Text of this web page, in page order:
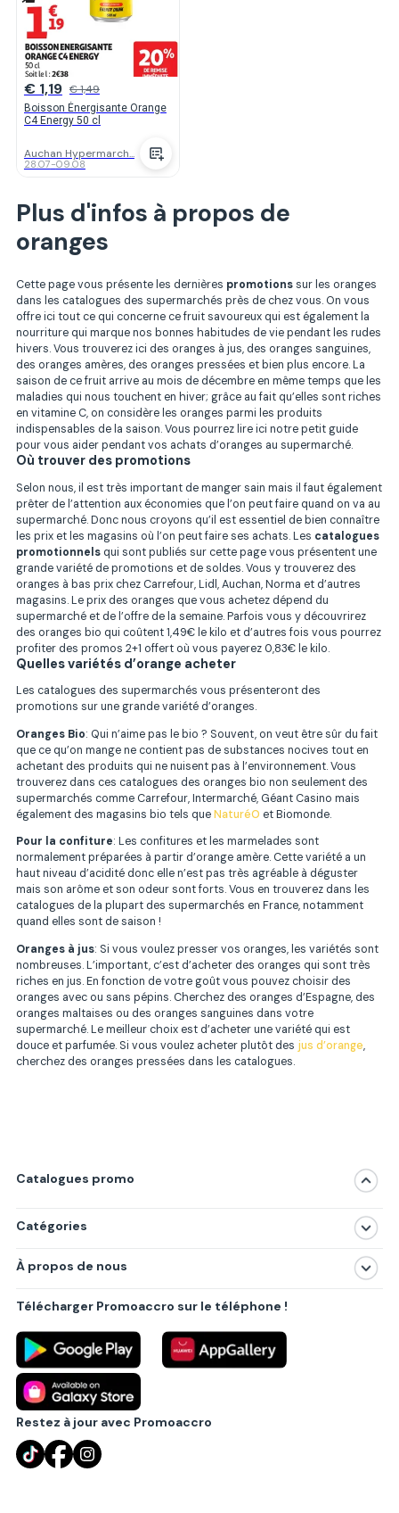
€ 1,19 € 1,49
Boisson Énergisante Orange
C4 Energy 50 cl
Auchan Hypermarch...
28.07-09.08
Plus d'infos à propos de
oranges
Cette page vous présente les dernières promotionssur les oranges
dans les catalogues des supermarchés près de chez vous. On vous
offre ici tout ce qui concerne ce fruit savoureux qui est également la
nourriture qui marque nos bonnes habitudes de vie pendant les rudes
hivers. Vous trouverez ici des oranges à jus, des oranges sanguines,
des oranges amères, des oranges pressées et bien plus encore. La
saison de ce fruit arrive au mois de décembre en même temps que les
maladies qui nous touchent en hiver; grâce au fait qu’elles sont riches
en vitamine C, on considère les oranges parmi les produits
indispensables de la saison. Vous pourrez lire ici notre petit guide
pour vous aider pendant vos achats d’oranges au supermarché.
Où trouver des promotions
Selon nous, il est très important de manger sain mais il faut également
prêter de l’attention aux économies que l’on peut faire quand on va au
supermarché. Donc nous croyons qu’il est essentiel de bien connaître
les prix et les magasins où l’on peut faire ses achats. Les catalogues
promotionnelsqui sont publiés sur cette page vous présentent une
grande variété de promotions et de soldes. Vous y trouverez des
oranges à bas prix chez Carrefour, Lidl, Auchan, Norma et d’autres
magasins. Le prix des oranges que vous achetez dépend du
supermarché et de l’offre de la semaine. Parfois vous y découvrirez
des oranges bio qui coûtent 1,49€ le kilo et d’autres fois vous pourrez
profiter des promos 2+1 offert où vous payerez 0,83€ le kilo.
Quelles variétés d’orange acheter
Les catalogues des supermarchés vous présenteront des
promotions sur une grande variété d’oranges.
Oranges Bio: Qui n’aime pas le bio ? Souvent, on veut être sûr du fait
que ce qu’on mange ne contient pas de substances nocives tout en
achetant des produits qui ne nuisent pas à l’environnement. Vous
trouverez dans ces catalogues des oranges bio non seulement des
supermarchés comme Carrefour, Intermarché, Géant Casino mais
également des magasins bio tels queNaturéO et Biomonde.
Pour la confiture: Les confitures et les marmelades sont
normalement préparées à partir d’orange amère. Cette variété a un
haut niveau d’acidité donc elle n’est pas très agréable à déguster
mais son arôme et son odeur sont forts. Vous en trouverez dans les
catalogues de la plupart des supermarchés en France, notamment
quand elles sont de saison !
Oranges à jus: Si vous voulez presser vos oranges, les variétés sont
nombreuses. L’important, c’est d’acheter des oranges qui sont très
riches en jus. En fonction de votre goût vous pouvez choisir des
oranges avec ou sans pépins. Cherchez des oranges d’Espagne, des
oranges maltaises ou des oranges sanguines dans votre
supermarché. Le meilleur choix est d’acheter une variété qui est
douce et parfumée. Si vous voulez acheter plutôt des jus d’orange,
cherchez des oranges pressées dans les catalogues.
Catalogues promo
Catégories
Produits
Villes principales
À propos de nous
Politique de confidentialité
Règlements
Partenariat B2B
Blog
Contact
Télécharger Promoaccro sur le téléphone !
Restez à jour avec Promoaccro